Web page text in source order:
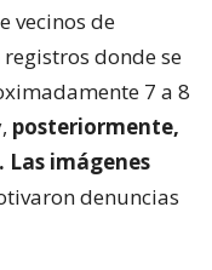
vecinos de
donde se
7 a 8
posteriormente,
imágenes
denuncias